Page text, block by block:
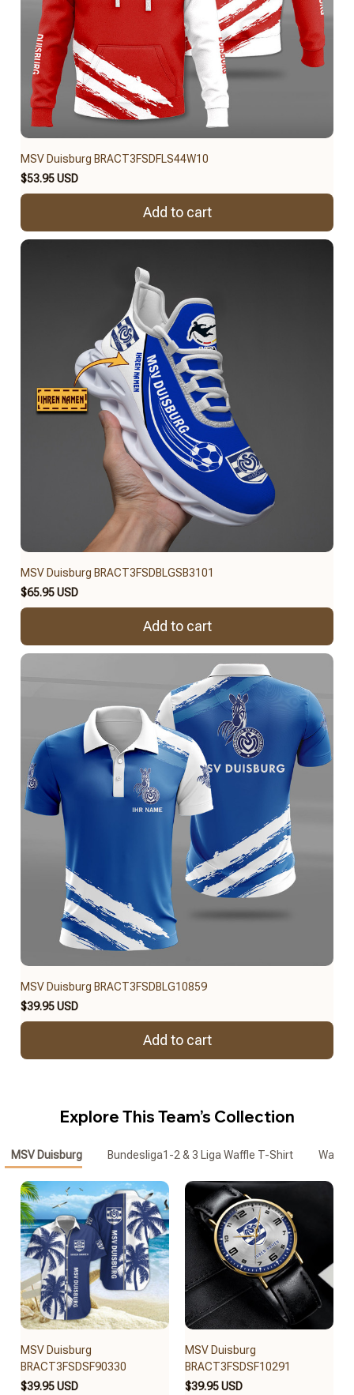
MSV Duisburg BRACT3FSDFLS44W10
$53.95 USD
Add to cart
MSV Duisburg BRACT3FSDBLGSB3101
$65.95 USD
Add to cart
MSV Duisburg BRACT3FSDBLG10859
$39.95 USD
Add to cart
Explore This Team’s Collection
MSV Duisburg Bundesliga1-2 & 3 Liga Waffle T-Shirt Waffle
MSV Duisburg
BRACT3FSDSF90330
$39.95 USD
MSV Duisburg
BRACT3FSDSF10291
$39.95 USD